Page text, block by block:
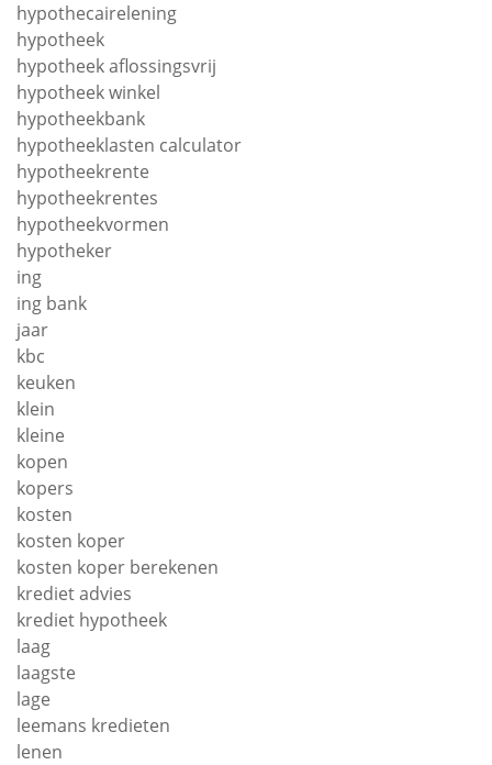
hypothecairelening
hypotheek
hypotheek aflossingsvrij
hypotheek winkel
hypotheekbank
hypotheeklasten calculator
hypotheekrente
hypotheekrentes
hypotheekvormen
hypotheker
ing
ing bank
jaar
kbc
keuken
klein
kleine
kopen
kopers
kosten
kosten koper
kosten koper berekenen
krediet advies
krediet hypotheek
laag
laagste
lage
leemans kredieten
lenen